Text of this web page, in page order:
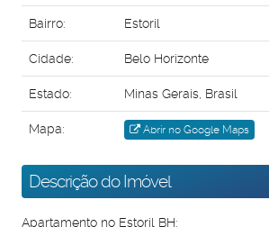
Bairro: Estoril
Cidade: Belo Horizonte
Estado: Minas Gerais, Brasil
Mapa: Abrir no Google Maps
Descrição do Imóvel
Apartamento no Estoril BH: